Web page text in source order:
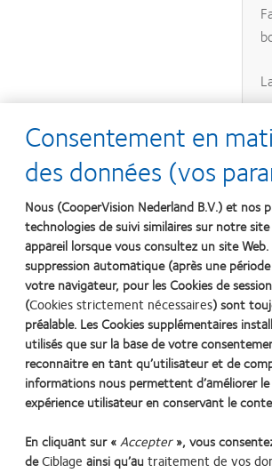
Message
d'état
Sorry… This form is closed to
Consentement en
des données (vos
Nous (CooperVision Nederland B.V.) et nos
technologies de suivi similaires sur notre
appareil lorsque vous consultez un site
suppression automatique (après une
votre navigateur, pour les Cookies de
(Cookies strictement nécessaires) sont
préalable. Les Cookies supplémentaires
utilisés que sur la base de votre
reconnaitre en tant qu’utilisateur et de
informations nous permettent d’améliorer
expérience utilisateur en conservant le
En cliquant sur «Accepter», vous
deCiblage ainsi qu’autraitement de vos